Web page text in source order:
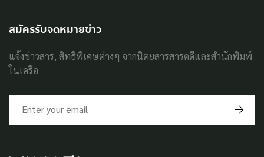
สมัครรับจดหมายข่าว
แจ้งข่าวสาร, สิทธิพิเศษต่างๆ จากนิตยสารสารคดีและสำนักพิมพ์
ในเครือ